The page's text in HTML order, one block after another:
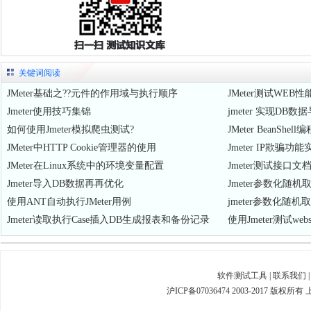
关键词阅读
JMeter基础之??元件的作用域与执行顺序
JMeter测试WEB性
Jmeter使用技巧集锦
jmeter 实现DB数
如何使用Jmeter模拟爬虫测试?
JMeter BeanShell
JMeter中HTTP Cookie管理器的使用
Jmeter IP欺骗功能
JMeter在Linux系统中的环境变量配置
Jmeter测试接口文档
Jmeter导入DB数据再再优化
Jmeter参数化随机
使用ANT自动执行JMeter用例
jmeter参数化随机
Jmeter读取执行Case插入DB生成报表和备份记录
使用Jmeter测试
软件测试工具 联系我们
沪ICP备07036474 2003-2017 版权所有